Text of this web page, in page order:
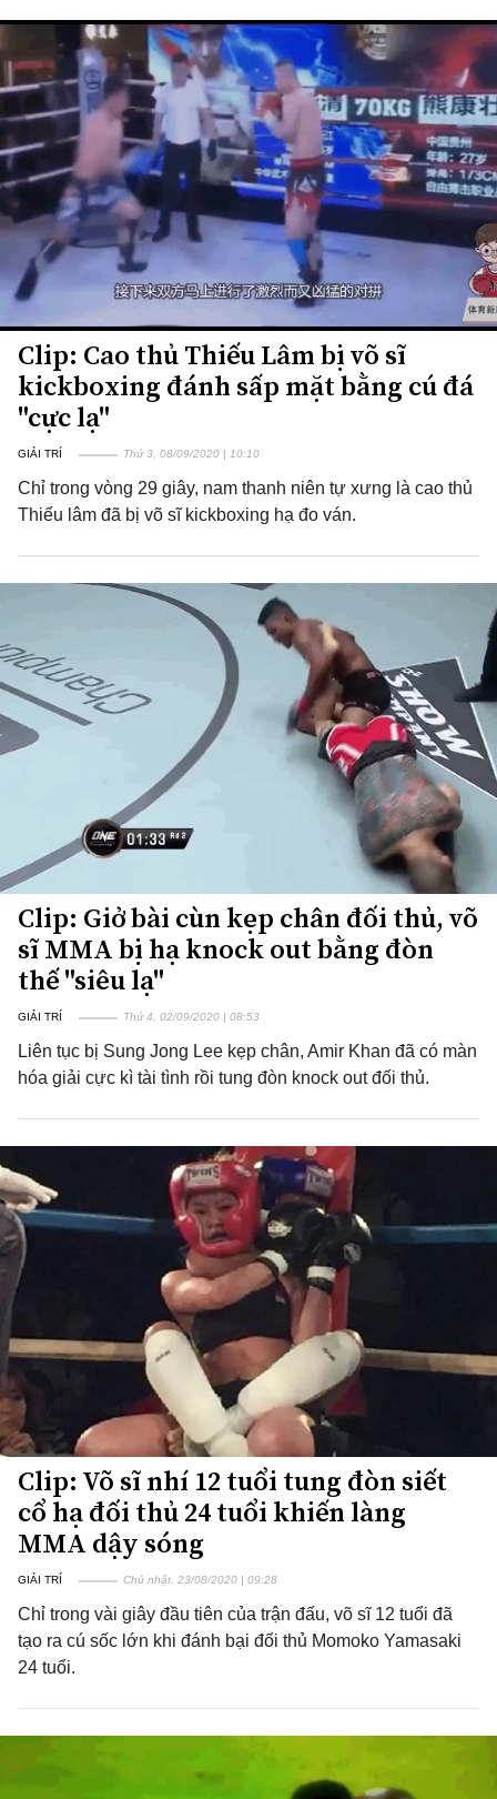
Clip: Cao thủ Thiếu Lâm bị võ sĩ
kickboxing đánh sấp mặt bằng cú đá
"cực lạ"
GIẢI TRÍ Thứ 3, 08/09/2020 | 10:10
Chỉ trong vòng 29 giây, nam thanh niên tự xưng là cao thủ
Thiếu lâm đã bị võ sĩ kickboxing hạ đo ván.
Clip: Giở bài cùn kẹp chân đối thủ, võ
sĩ MMA bị hạ knock out bằng đòn
thế "siêu lạ"
GIẢI TRÍ Thứ 4, 02/09/2020 | 08:53
Liên tục bị Sung Jong Lee kẹp chân, Amir Khan đã có màn
hóa giải cực kì tài tình rồi tung đòn knock out đối thủ.
Clip: Võ sĩ nhí 12 tuổi tung đòn siết
cổ hạ đối thủ 24 tuổi khiến làng
MMA dậy sóng
GIẢI TRÍ Chủ nhật, 23/08/2020 | 09:28
Chỉ trong vài giây đầu tiên của trận đấu, võ sĩ 12 tuổi đã
tạo ra cú sốc lớn khi đánh bại đối thủ Momoko Yamasaki
24 tuổi.